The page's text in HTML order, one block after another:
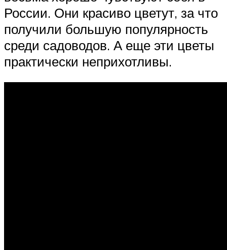
России. Они красиво цветут, за что
получили большую популярность
среди садоводов. А еще эти цветы
практически неприхотливы.